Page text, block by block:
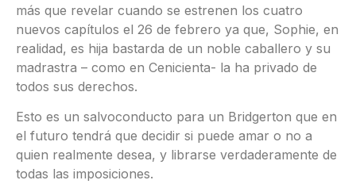
más que revelar cuando se estrenen los cuatro
nuevos capítulos el 26 de febrero ya que, Sophie, en
realidad, es hija bastarda de un noble caballero y su
madrastra – como en Cenicienta- la ha privado de
todos sus derechos.
Esto es un salvoconducto para un Bridgerton que en
el futuro tendrá que decidir si puede amar o no a
quien realmente desea, y librarse verdaderamente de
todas las imposiciones.